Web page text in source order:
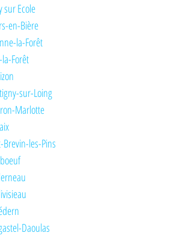
sur Ecole
en-Bière
la-Forêt
Forêt
sur-Loing
Marlotte
Brevin-les-Pins
Daoulas